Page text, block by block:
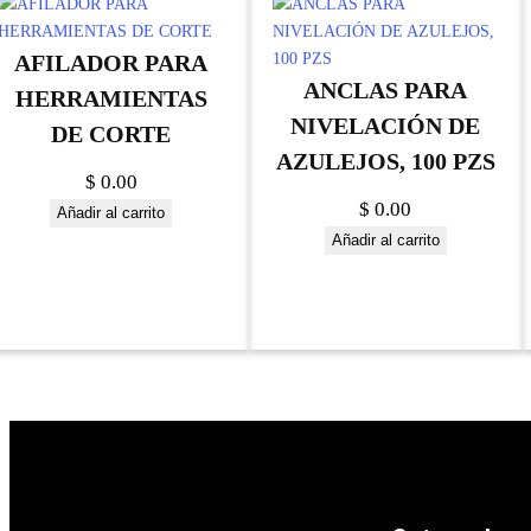
AFILADOR PARA
HERRAMIENTAS
DE CORTE
$ 0.00
Añadir al carrito
ANCLAS PARA
NIVELACIÓN DE
AZULEJOS, 100 PZS
$ 0.00
Añadir al carrito